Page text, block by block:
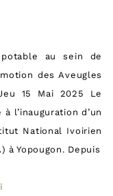
potable au sein de
des Aveugles
15 Mai 2025 Le
l’inauguration d’un
National Ivoirien
à Yopougon. Depuis